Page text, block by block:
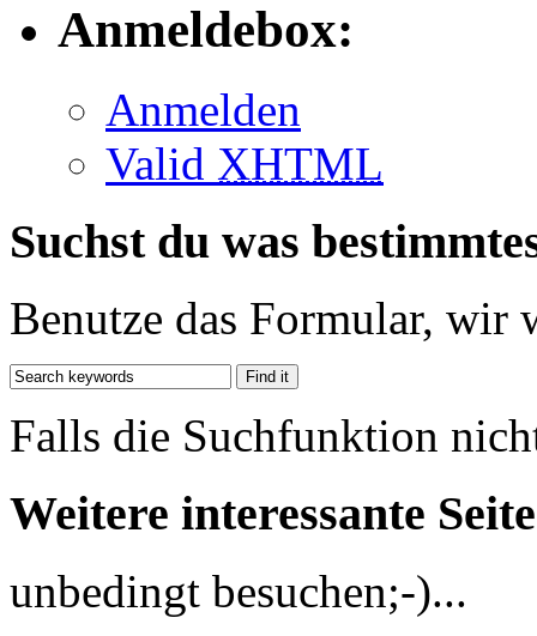
Anmeldebox:
Anmelden
Valid XHTML
Suchst du was
Benutze das Formular, wir
Falls die Suchfunktion
Weitere interessante
unbedingt besuchen;-)...